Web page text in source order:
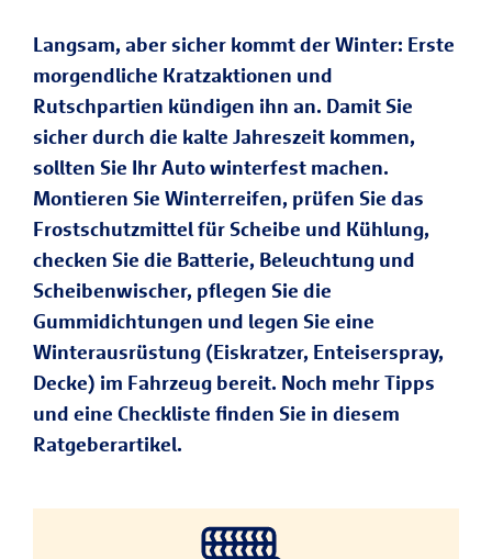
Langsam, aber sicher kommt der Winter: Erste
morgendliche Kratzaktionen und
Rutschpartien kündigen ihn an. Damit Sie
sicher durch die kalte Jahreszeit kommen,
sollten Sie Ihr Auto winterfest machen.
Montieren Sie Winterreifen, prüfen Sie das
Frostschutzmittel für Scheibe und Kühlung,
checken Sie die Batterie, Beleuchtung und
Scheibenwischer, pflegen Sie die
Gummidichtungen und legen Sie eine
Winterausrüstung (Eiskratzer, Enteiserspray,
Decke) im Fahrzeug bereit. Noch mehr Tipps
und eine Checkliste finden Sie in diesem
Ratgeberartikel.